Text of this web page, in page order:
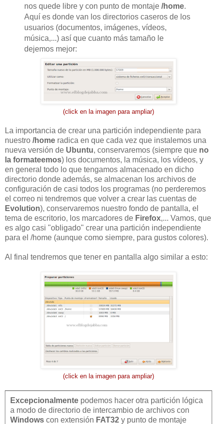
nos quede libre y con punto de montaje/home.
Aquí es donde van los directorios caseros de los
usuarios (documentos, imágenes, vídeos,
música,...) así que cuanto más tamaño le
dejemos mejor:
(click en la imagen para ampliar)
La importancia de crear una partición independiente para
nuestro /home radica en que cada vez que instalemos una
nueva versión de Ubuntu, conservaremos (siempre que no
la formateemos) los documentos, la música, los vídeos, y
en general todo lo que tengamos almacenado en dicho
directorio donde además, se almacenan los archivos de
configuración de casi todos los programas (no perderemos
el correo ni tendremos que volver a crear las cuentas de
Evolution), conservaremos nuestro fondo de pantalla, el
tema de escritorio, los marcadores de Firefox,... Vamos, que
es algo casi "obligado" crear una partición independiente
para el /home (aunque como siempre, para gustos colores).
Al final tendremos que tener en pantalla algo similar a esto:
(click en la imagen para ampliar)
Excepcionalmente podemos hacer otra partición lógica
a modo de directorio de intercambio de archivos con
Windows con extensión FAT32 y punto de montaje